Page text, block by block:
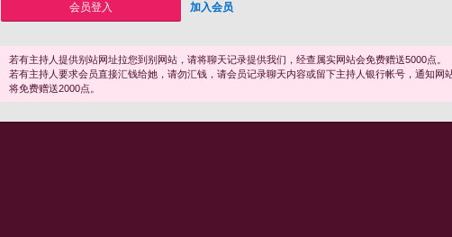
加入会员
若有主持人提供别站网址拉您到别网站，请将聊天记录提供我们，经查属实网站会免费赠送5000点。
若有主持人要求会员直接汇钱给她，请勿汇钱，请会员记录聊天内容或留下主持人银行帐号，通知网
将免费赠送2000点。